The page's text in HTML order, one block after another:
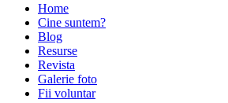
Home
Cine suntem?
Blog
Resurse
Revista
Galerie foto
Fii voluntar